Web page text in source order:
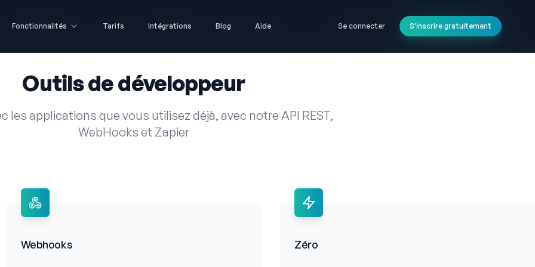
Fonctionnalités Tarifs Intégrations Blog Aide Se connecter S'inscrire gratuitement
Fonctionnalités Tarifs Intégrations Blog Aide Se connecter S'inscrire gratuitement
Outils de développeur
les applications que vous utilisez déjà, avec notre API REST,
WebHooks et Zapier
Webhooks Zéro